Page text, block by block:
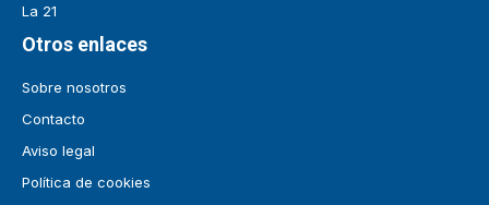
La 21
Otros enlaces
Sobre nosotros
Contacto
Aviso legal
Política de cookies